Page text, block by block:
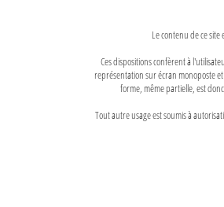
Le contenu de ce
Ces dispositions confèrent à
représentation sur écran monoposte
forme, même partielle, est
Tout autre usage est soumis à